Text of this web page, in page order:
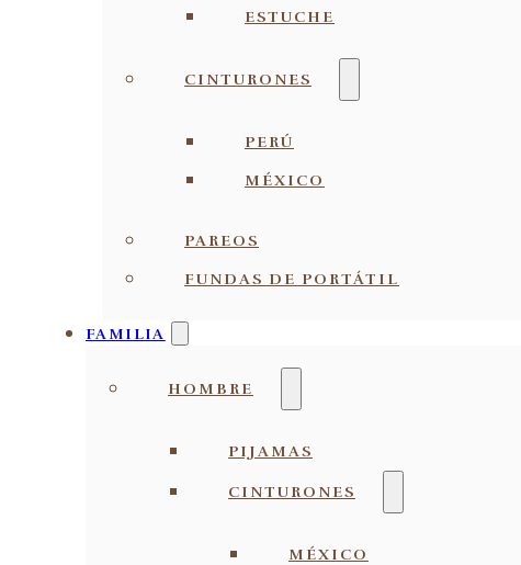
ESTUCHE
CINTURONES
PERÚ
MÉXICO
PAREOS
FUNDAS DE PORTÁTIL
FAMILIA
HOMBRE
PIJAMAS
CINTURONES
MÉXICO